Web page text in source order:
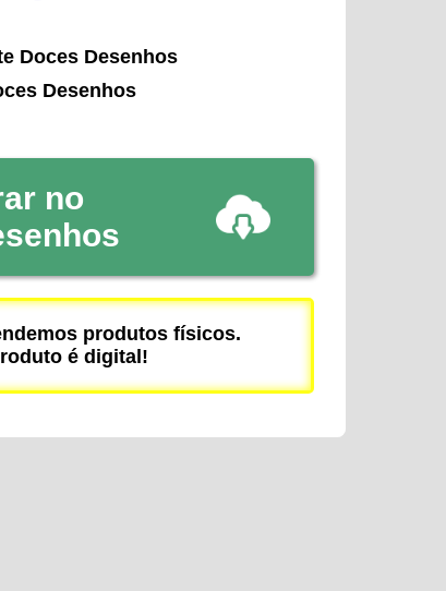
Doces Desenhos
Desenhos
no
produtos físicos.
é digital!